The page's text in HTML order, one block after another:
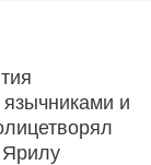
и
Ярилу